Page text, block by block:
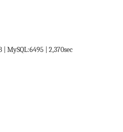
| MySQL:6495 | 2,370sec